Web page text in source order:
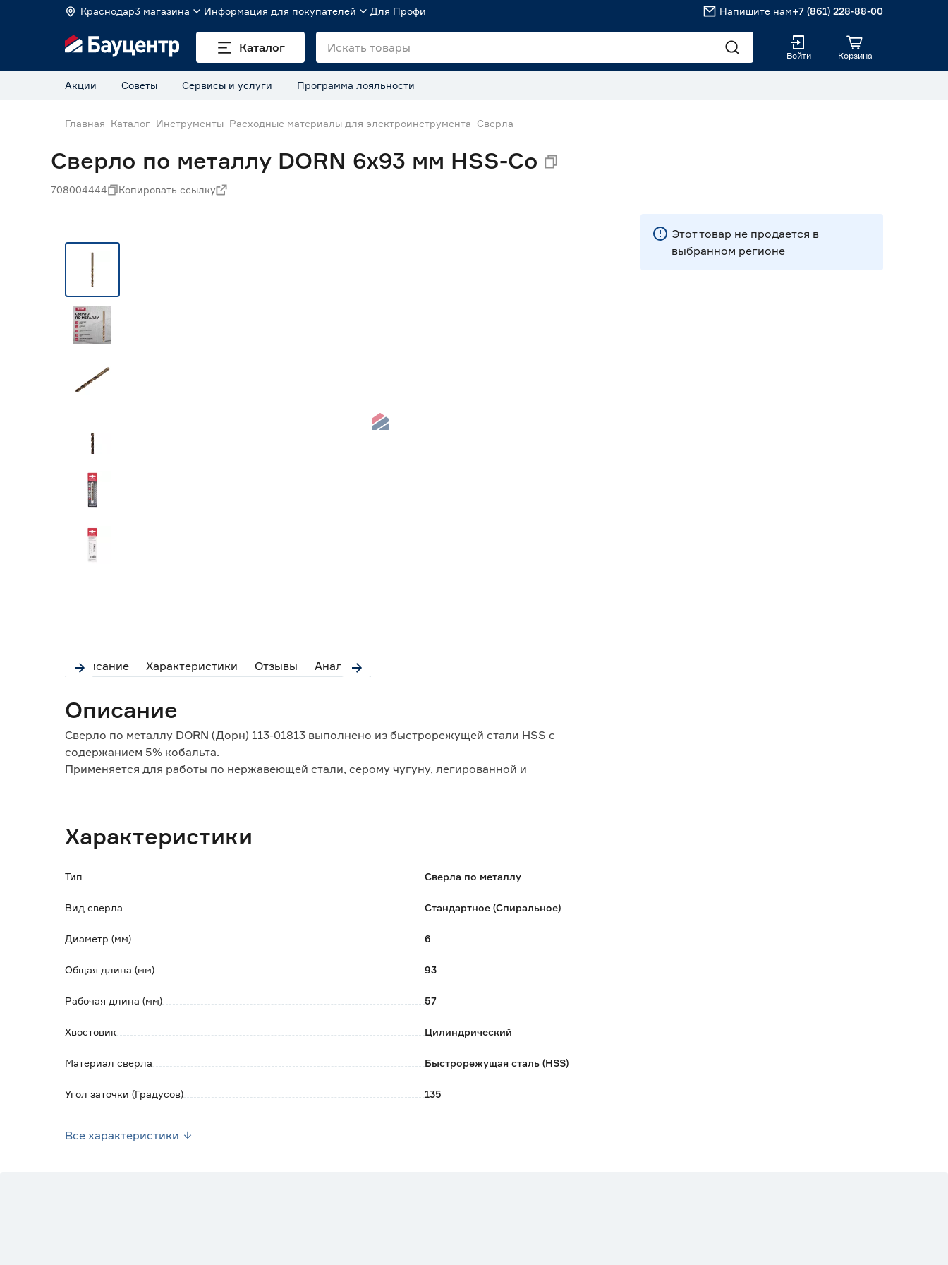
Краснодар3 магазина Информация для покупателей Для Профи Напишите нам+7 (861) 228-88-00
Каталог
Войти Корзина
Акции Советы Сервисы и услуги Программа лояльности
Главная Каталог Инструменты Расходные материалы для электроинструмента Сверла
Сверло по металлу DORN 6х93 мм HSS-Co
708004444 Копировать ссылку
Описание Характеристики Отзывы Аналоги
Описание
Сверло по металлу DORN (Дорн) 113-01813 выполнено из быстрорежущей стали HSS с
содержанием 5% кобальта.
Применяется для работы по нержавеющей стали, серому чугуну, легированной и
Изделие пригодно к использованию в сверлильных станках.
Характеристики
Тип Сверла по металлу
Вид сверла Стандартное (Спиральное)
Диаметр (мм) 6
Общая длина (мм) 93
Рабочая длина (мм) 57
Хвостовик Цилиндрический
Материал сверла Быстрорежущая сталь (HSS)
Угол заточки (Градусов) 135
Все характеристики
Этот товар не продается в
выбранном регионе